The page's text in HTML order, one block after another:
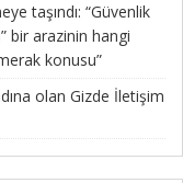
taşındı: “Güvenlik
bir arazinin hangi
konusu”
olan Gizde İletişim